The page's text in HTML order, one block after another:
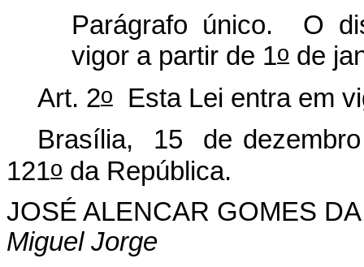
Parágrafo único. O
vigor a partir de 1o de
Art. 2oEsta Lei entra em
Brasília, 15 de
121o da República.
JOSÉ ALENCAR GOMES
Miguel Jorge